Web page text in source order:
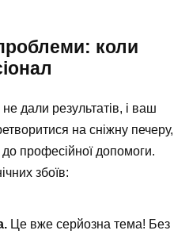
коли
дали результатів, і ваш
на сніжну печеру,
професійної допомоги.
збоїв:
Це вже серйозна тема! Без